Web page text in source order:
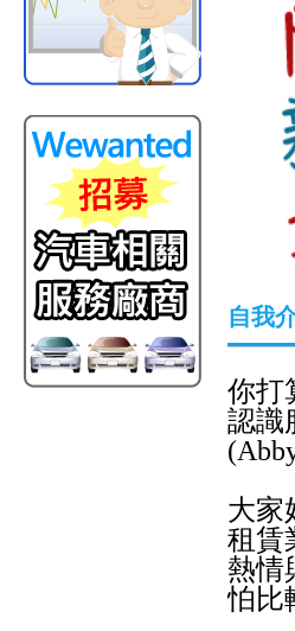
自我
你打
認識
大家
租賃
熱情
怕比